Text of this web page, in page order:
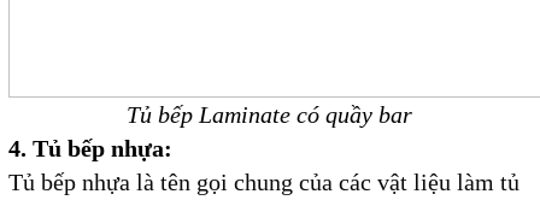
Tủ bếp Laminate có quầy bar
4. Tủ bếp nhựa:
Tủ bếp nhựa là tên gọi chung của các vật liệu làm tủ